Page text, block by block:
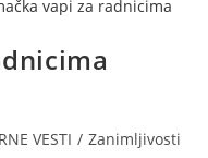
VESTI / Zanimljivosti